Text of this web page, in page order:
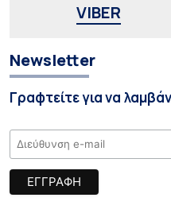
VIBER
Newsletter
Γραφτείτε για να